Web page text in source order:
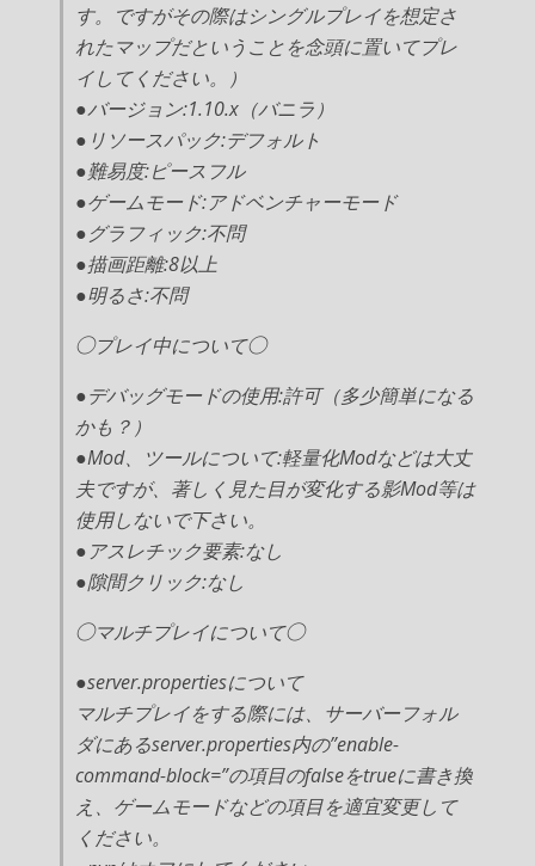
す。ですがその際はシングルプレイを想定さ
れたマップだということを念頭に置いてプレ
イしてください。）
●バージョン:1.10.x（バニラ）
●リソースパック:デフォルト
●難易度:ピースフル
●ゲームモード:アドベンチャーモード
●グラフィック:不問
●描画距離:8以上
●明るさ:不問
◯プレイ中について◯
●デバッグモードの使用:許可（多少簡単になる
かも？）
●Mod、ツールについて:軽量化Modなどは大丈
夫ですが、著しく見た目が変化する影Mod等は
使用しないで下さい。
●アスレチック要素:なし
●隙間クリック:なし
◯マルチプレイについて◯
●server.propertiesについて
マルチプレイをする際には、サーバーフォル
ダにあるserver.properties内の”enable-
command-block=”の項目のfalseをtrueに書き換
え、ゲームモードなどの項目を適宜変更して
ください。